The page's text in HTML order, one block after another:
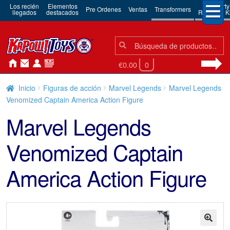
Los recién
llegados
Elementos
destacados Pre Ordenes Ventas Transformers 3rd Party
Robots &
Búsqueda:
Búsqueda
€0.00 0
Inicio Figuras de acción Marvel Legends
Marvel Legends
Venomized Captain America Action Figure
Marvel Legends
Venomized Captain
America Action Figure